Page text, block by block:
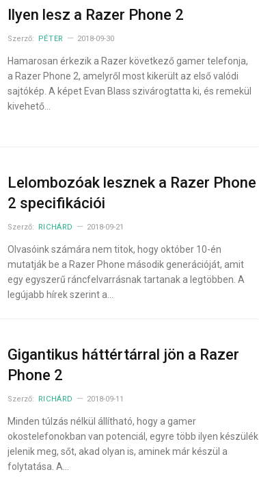
Ilyen lesz a Razer Phone 2
Szerző: PÉTER 2018-09-30
Hamarosan érkezik a Razer következő gamer telefonja,
a Razer Phone 2, amelyről most kikerült az első valódi
sajtókép. A képet Evan Blass szivárogtatta ki, és remekül
kivehető…
Lelombozóak lesznek a Razer Phone
2 specifikációi
Szerző: RICHÁRD 2018-09-21
Olvasóink számára nem titok, hogy október 10-én
mutatják be a Razer Phone második generációját, amit
egy egyszerű ráncfelvarrásnak tartanak a legtöbben. A
legújabb hírek szerint a…
Gigantikus háttértárral jön a Razer
Phone 2
Szerző: RICHÁRD 2018-09-11
Minden túlzás nélkül állítható, hogy a gamer
okostelefonokban van potenciál, egyre több ilyen készülék
jelenik meg, sőt, akad olyan is, aminek már készül a
folytatása. A…